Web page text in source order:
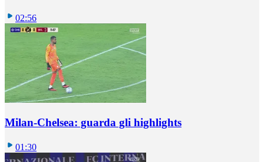
02:56
Milan-Chelsea: guarda gli highlights
01:30